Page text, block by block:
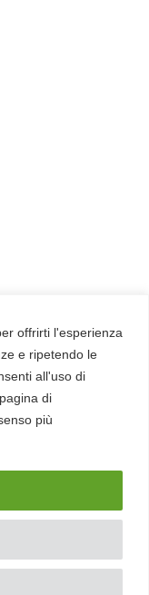
offrirti l'esperienza
e ripetendo le
all'uso di
di
più